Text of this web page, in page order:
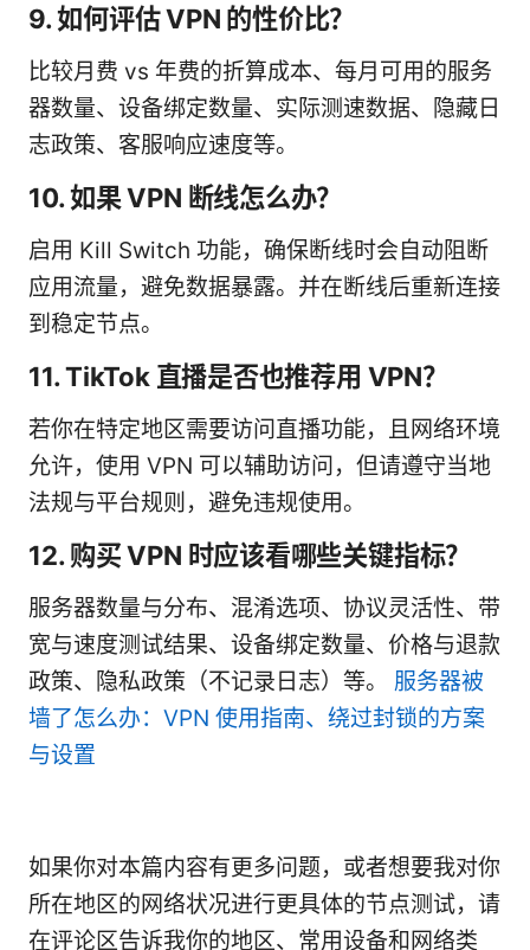
9. 如何评估 VPN 的性价比？
比较月费 vs 年费的折算成本、每月可用的服务
器数量、设备绑定数量、实际测速数据、隐藏日
志政策、客服响应速度等。
10. 如果 VPN 断线怎么办？
启用 Kill Switch 功能，确保断线时会自动阻断
应用流量，避免数据暴露。并在断线后重新连接
到稳定节点。
11. TikTok 直播是否也推荐用 VPN？
若你在特定地区需要访问直播功能，且网络环境
允许，使用 VPN 可以辅助访问，但请遵守当地
法规与平台规则，避免违规使用。
12. 购买 VPN 时应该看哪些关键指标？
服务器数量与分布、混淆选项、协议灵活性、带
宽与速度测试结果、设备绑定数量、价格与退款
政策、隐私政策（不记录日志）等。 服务器被
墙了怎么办：VPN 使用指南、绕过封锁的方案
与设置
如果你对本篇内容有更多问题，或者想要我对你
所在地区的网络状况进行更具体的节点测试，请
在评论区告诉我你的地区、常用设备和网络类